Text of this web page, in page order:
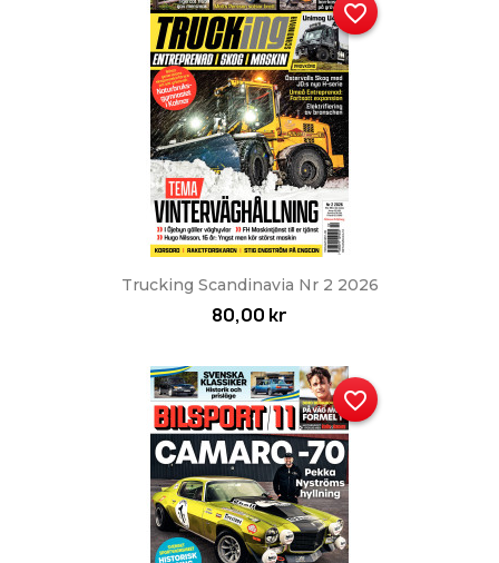
Trucking Scandinavia Nr 2 2026
80,00 kr
favorite_border
favorite_border